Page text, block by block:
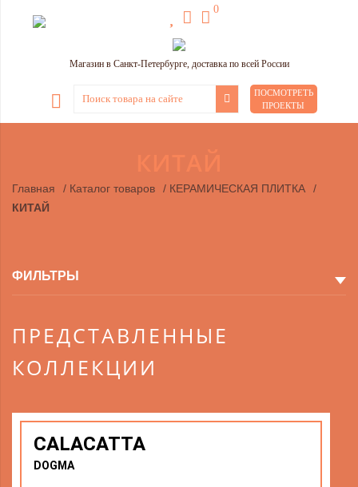
0
Магазин в Санкт-Петербурге, доставка по всей России
ПОСМОТРЕТЬ
ПРОЕКТЫ
Главная / Каталог товаров / КЕРАМИЧЕСКАЯ ПЛИТКА
/
КИТАЙ
ФИЛЬТРЫ
ПРЕДСТАВЛЕННЫЕ
КОЛЛЕКЦИИ
CALACATTA
DOGMA